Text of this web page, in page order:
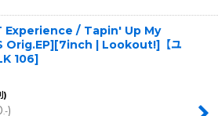
Experience / Tapin' Up My
Orig.EP][7inch | Lookout!]【ユ
106]
)
.-)